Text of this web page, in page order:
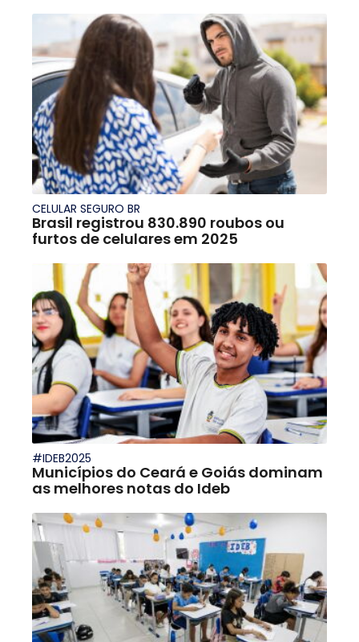
CELULAR SEGURO BR
Brasil registrou 830.890 roubos ou
furtos de celulares em 2025
#IDEB2025
Municípios do Ceará e Goiás dominam
as melhores notas do Ideb